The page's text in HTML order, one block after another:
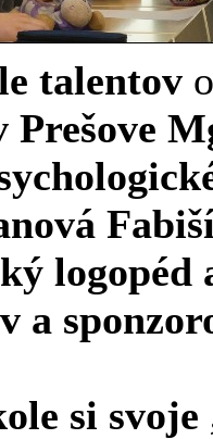
talentov
Prešove
a
si